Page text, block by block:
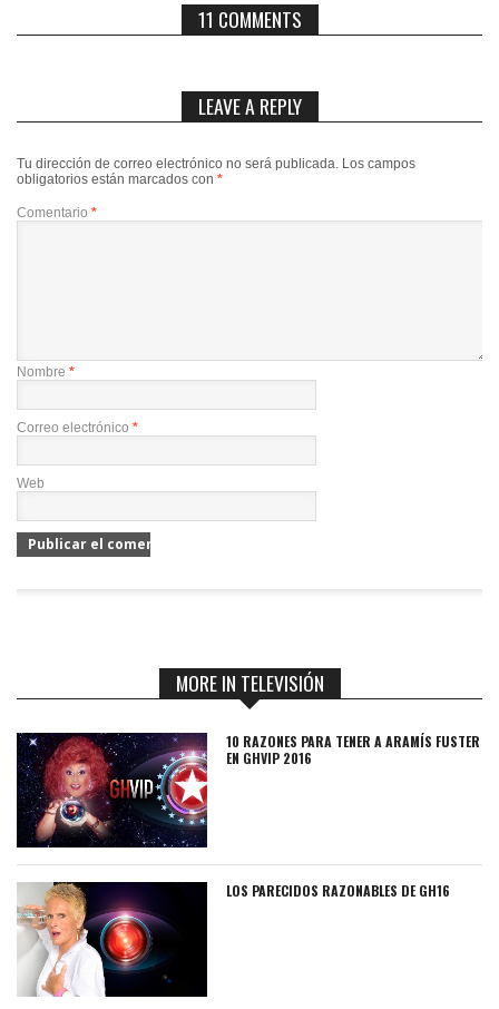
11 COMMENTS
LEAVE A REPLY
Tu dirección de correo electrónico no será publicada. Los campos
obligatorios están marcados con *
Comentario *
Nombre *
Correo electrónico *
Web
MORE IN TELEVISIÓN
10 RAZONES PARA TENER A ARAMÍS FUSTER
EN GHVIP 2016
LOS PARECIDOS RAZONABLES DE GH16